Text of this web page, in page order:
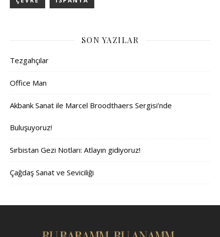
SON YAZILAR
Tezgahçılar
Office Man
Akbank Sanat ile Marcel Broodthaers Sergisi’nde
Buluşuyoruz!
Sırbistan Gezi Notları: Atlayın gidiyoruz!
Çağdaş Sanat ve Seviciliği